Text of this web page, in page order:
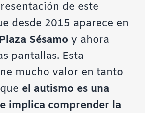
de este
desde 2015 aparece en
Plaza Sésamo y ahora
pantallas. Esta
mucho valor en tanto
el autismo es una
implica comprender la